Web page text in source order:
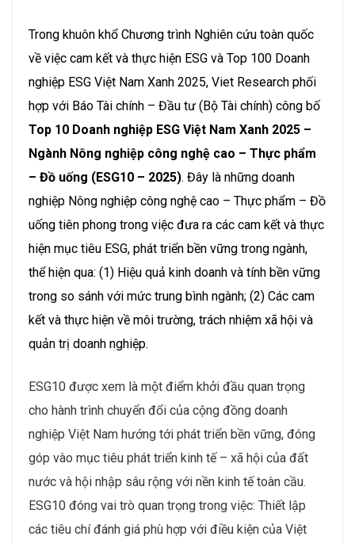
Trong khuôn khổ Chương trình Nghiên cứu toàn quốc
về việc cam kết và thực hiện ESG và Top 100 Doanh
nghiệp ESG Việt Nam Xanh 2025, Viet Research phối
hợp với Báo Tài chính – Đầu tư (Bộ Tài chính) công bố
Top 10 Doanh nghiệp ESG Việt Nam Xanh 2025 –
Ngành Nông nghiệp công nghệ cao – Thực phẩm
– Đồ uống (ESG10 – 2025). Đây là những doanh
nghiệp Nông nghiệp công nghệ cao – Thực phẩm – Đồ
uống tiên phong trong việc đưa ra các cam kết và thực
hiện mục tiêu ESG, phát triển bền vững trong ngành,
thể hiện qua: (1) Hiệu quả kinh doanh và tính bền vững
trong so sánh với mức trung bình ngành; (2) Các cam
kết và thực hiện về môi trường, trách nhiệm xã hội và
quản trị doanh nghiệp.
ESG10 được xem là một điểm khởi đầu quan trọng
cho hành trình chuyển đổi của cộng đồng doanh
nghiệp Việt Nam hướng tới phát triển bền vững, đóng
góp vào mục tiêu phát triển kinh tế – xã hội của đất
nước và hội nhập sâu rộng với nền kinh tế toàn cầu.
ESG10 đóng vai trò quan trọng trong việc: Thiết lập
các tiêu chí đánh giá phù hợp với điều kiện của Việt